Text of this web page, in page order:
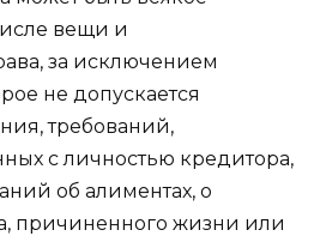
вещи и
за исключением
не допускается
требований,
с личностью кредитора,
об алиментах, о
причиненного жизни или